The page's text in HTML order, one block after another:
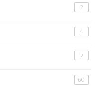
2
4
2
60